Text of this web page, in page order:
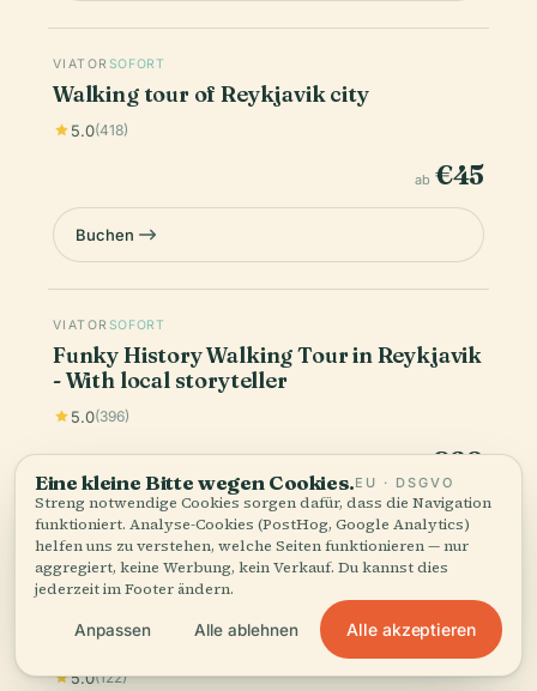
VIATOR SOFORT
Walking tour of Reykjavik city
5.0(418)
ab €45
Buchen
VIATOR SOFORT
Funky History Walking Tour in Reykjavik
- With local storyteller
5.0(396)
€60
Buchen
2-Hour Reykjavik Private Walking Tour
5.0(122)
Eine kleine Bitte wegen Cookies.EU · DSGVO
Streng notwendige Cookies sorgen dafür, dass die Navigation
funktioniert. Analyse-Cookies (PostHog, Google Analytics)
helfen uns zu verstehen, welche Seiten funktionieren — nur
aggregiert, keine Werbung, kein Verkauf. Du kannst dies
jederzeit im Footer ändern.
Anpassen Alle ablehnen Alle akzeptieren